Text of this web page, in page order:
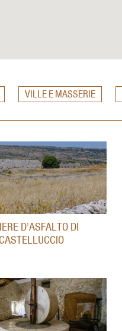
VILLE E MASSERIE
D’ASFALTO DI